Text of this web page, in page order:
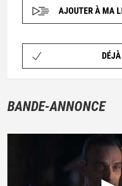
AJOUTER À MA
BANDE-ANNONCE